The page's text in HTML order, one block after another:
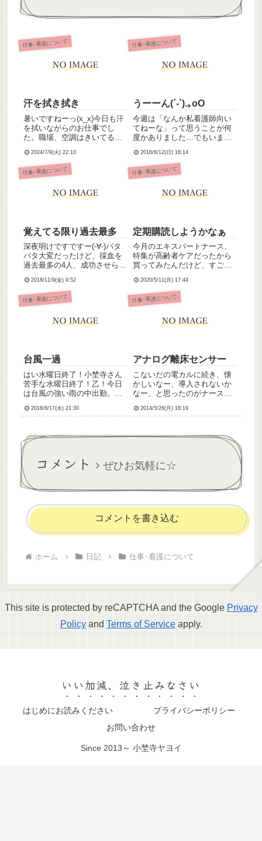
仕事･看護について
汗を拭き拭き
暑いですねーっ(x_x)今日も汗
を拭いながらのお仕事でし
た。職場、空調はきいてるん
ね。わたしの業務は、主に寝
たきりさんのバイタル測定と
処置もろもろ、あと経管準備
けど、少しずつひとり立ちし
2024/7/9(火) 22:10
仕事･看護について
うーーん(´-`).｡oO
今週は「なんか私看護師向い
てねーな」って思うことが何
度かありました…でもいまさ
んてないしなにより自分で望
んで、休学してまでなりたか
った職業だし頑張るっきゃな
2016/6/12(日) 16:14
仕事･看護について
覚えてる限り過去最多
深夜明けですですー(-∀-)バタ
バタ大変だったけど、採血を
過去最多の4人、成功させられ
後の一人だけダメで代わって
もらったけど、私にしては頑
張った方！一般科で働いてる
わ！」って怒られそうだけ
2018/11/9(金) 9:52
仕事･看護について
定期購読しようかなぁ
今月のエキスパートナース、
特集が高齢者ケアだったから
買ってみたんだけど、すごい
応放送大学でも勉強してるけ
ど、教科書とは違う雑誌なら
ではの読みやすさとか、コロ
いろんな領域に触れられてた
2020/5/11(月) 17:44
仕事･看護について
台風一過
はい水曜日終了！小埜寺さん
苦手な水曜日終了！乙！今日
は台風の強い雨の中出勤。バ
が雨でべっしゃべしゃに。バ
てて、運悪く雨垂れしてる席
に座ってしまったもんだから
散々だっ...
2016/8/17(水) 21:30
仕事･看護について
アナログ離床センサー
こないだの電カルに続き、懐
かしいなー、導入されないか
なー、と思ったのがナースコ
コール…実習で行ったとこで
ちではピッチも使用しませ
ッチは使...
2014/5/26(月) 18:19
コメント ぜひお気軽に☆
コメントを書き込む
ホーム 日記 仕事･看護について
This site is protected by reCAPTCHA and the Google Privacy
Policyand Terms of Serviceapply.
いい加減、泣き止みなさい
はじめにお読みください
プライバシーポリシー
お問い合わせ
Since 2013～ 小埜寺ヤヨイ